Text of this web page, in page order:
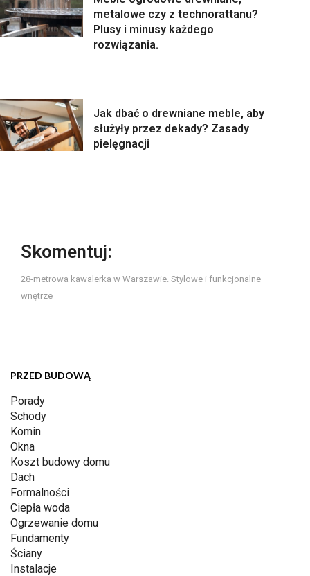
metalowe czy z technorattanu?
Plusy i minusy każdego
rozwiązania.
Jak dbać o drewniane meble, aby
służyły przez dekady? Zasady
pielęgnacji
Skomentuj:
28-metrowa kawalerka w Warszawie. Stylowe i funkcjonalne
wnętrze
PRZED BUDOWĄ
Porady
Schody
Komin
Okna
Koszt budowy domu
Dach
Formalności
Ciepła woda
Ogrzewanie domu
Fundamenty
Ściany
Instalacje